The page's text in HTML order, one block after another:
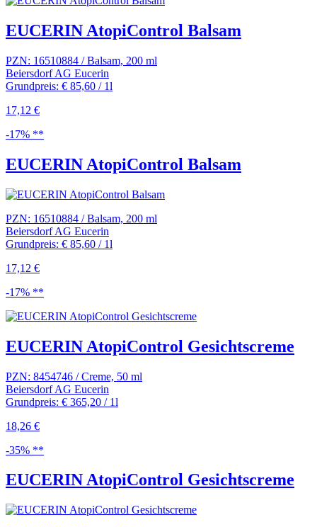
EUCERIN AtopiControl Balsam
PZN: 16510884 / Balsam, 200 ml
Beiersdorf AG Eucerin
Grundpreis: € 85,60 / 1l
17,12 €
-17% **
EUCERIN AtopiControl Balsam
PZN: 16510884 / Balsam, 200 ml
Beiersdorf AG Eucerin
Grundpreis: € 85,60 / 1l
17,12 €
-17% **
EUCERIN AtopiControl Gesichtscreme
PZN: 8454746 / Creme, 50 ml
Beiersdorf AG Eucerin
Grundpreis: € 365,20 / 1l
18,26 €
-35% **
EUCERIN AtopiControl Gesichtscreme